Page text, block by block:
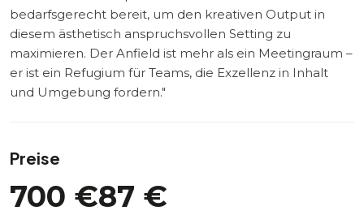
bedarfsgerecht bereit, um den kreativen Output in
diesem ästhetisch anspruchsvollen Setting zu
maximieren. Der Anfield ist mehr als ein Meetingraum –
er ist ein Refugium für Teams, die Exzellenz in Inhalt
und Umgebung fordern."
Preise
700 €87 €